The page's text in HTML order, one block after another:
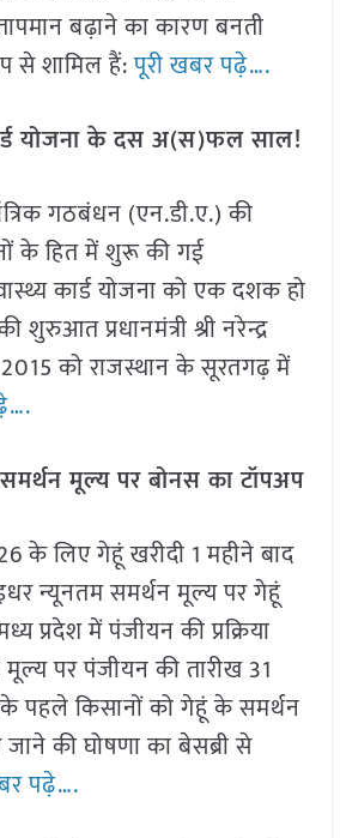
बढ़ाने का कारण बनती
से शामिल हैं:पूरी खबर पढ़े….
योजना के दस अ(स)फल साल!
गठबंधन (एन.डी.ए.) की
के हित में शुरू की गई
कार्ड योजना को एक दशक हो
शुरुआत प्रधानमंत्री श्री नरेन्द्र
2015 को राजस्थान के सूरतगढ़ में
मूल्य पर बोनस का टॉपअप
के लिए गेहूं खरीदी 1 महीने बाद
न्यूनतम समर्थन मूल्य पर गेहूं
प्रदेश में पंजीयन की प्रक्रिया
पर पंजीयन की तारीख 31
पहले किसानों को गेहूं के समर्थन
की घोषणा का बेसब्री से
पढ़े….